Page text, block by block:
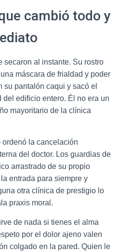
cambió todo y
secaron al instante. Su rostro
máscara de frialdad y poder
su pantalón caqui y sacó el
edificio entero. Él no era un
mayoritario de la clínica
la cancelación
del doctor. Los guardias de
arrastrado de su propio
entrada para siempre y
otra clínica de prestigio lo
praxis moral.
de nada si tienes el alma
por el dolor ajeno valen
colgado en la pared. Quien le